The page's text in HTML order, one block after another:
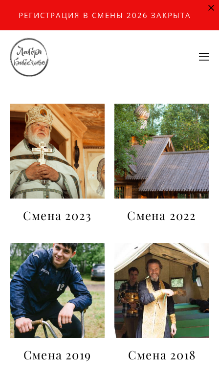
РЕГИСТРАЦИЯ В СМЕНЫ 2026 ЗАКРЫТА
Смена 2023 Смена 2022
Смена 2019 Смена 2018